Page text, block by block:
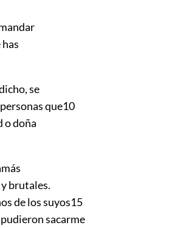
se
que10
o doña
brutales.
de los suyos15
sacarme